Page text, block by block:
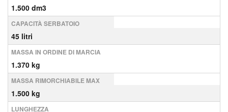
1.500 dm3
CAPACITÀ SERBATOIO
45 litri
MASSA IN ORDINE DI MARCIA
1.370 kg
MASSA RIMORCHIABILE MAX
1.500 kg
LUNGHEZZA